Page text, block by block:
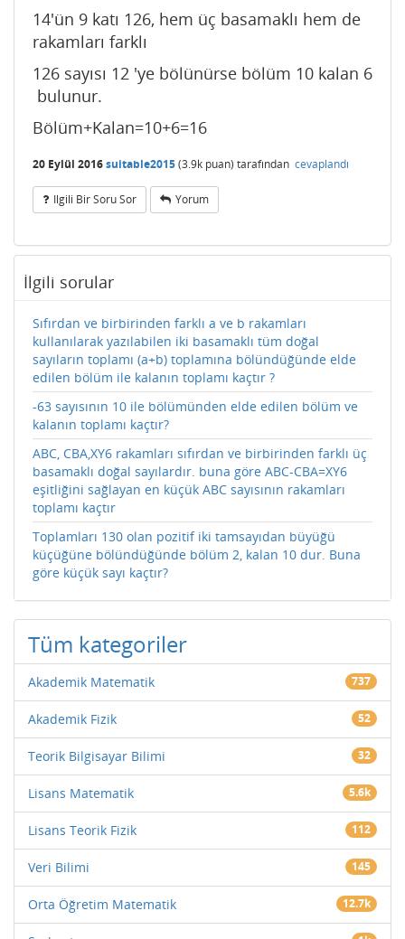
14'ün 9 katı 126, hem üç basamaklı hem de
rakamları farklı
126 sayısı 12 'ye bölünürse bölüm 10 kalan 6
bulunur.
Bölüm+Kalan=10+6=16
20 Eylül 2016suitable2015(3.9k puan) tarafından cevaplandı
Ilgili Bir Soru Sor Yorum
İlgili sorular
Sıfırdan ve birbirinden farklı a ve b rakamları
kullanılarak yazılabilen iki basamaklı tüm doğal
sayıların toplamı (a+b) toplamına bölündüğünde elde
edilen bölüm ile kalanın toplamı kaçtır ?
-63 sayısının 10 ile bölümünden elde edilen bölüm ve
kalanın toplamı kaçtır?
ABC, CBA,XY6 rakamları sıfırdan ve birbirinden farklı üç
basamaklı doğal sayılardır. buna göre ABC-CBA=XY6
eşitliğini sağlayan en küçük ABC sayısının rakamları
toplamı kaçtır
Toplamları 130 olan pozitif iki tamsayıdan büyüğü
küçüğüne bölündüğünde bölüm 2, kalan 10 dur. Buna
göre küçük sayı kaçtır?
Tüm kategoriler
Akademik Matematik 737
Akademik Fizik 52
Teorik Bilgisayar Bilimi 32
Lisans Matematik 5.6k
Lisans Teorik Fizik 112
Veri Bilimi 145
Orta Öğretim Matematik 12.7k